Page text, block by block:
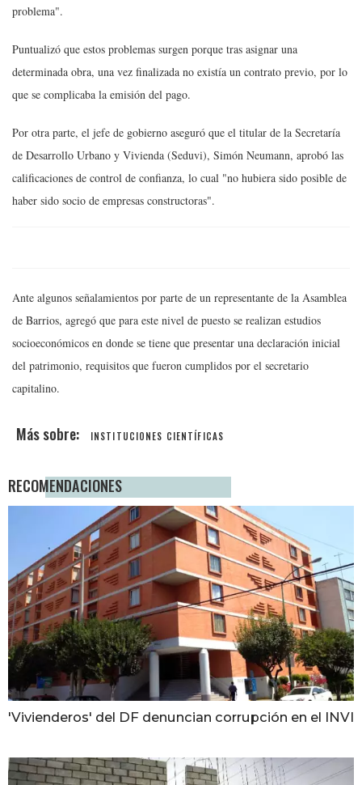
problema".
Puntualizó que estos problemas surgen porque tras asignar una
determinada obra, una vez finalizada no existía un contrato previo, por lo
que se complicaba la emisión del pago.
Por otra parte, el jefe de gobierno aseguró que el titular de la Secretaría
de Desarrollo Urbano y Vivienda (Seduvi), Simón Neumann, aprobó las
calificaciones de control de confianza, lo cual "no hubiera sido posible de
haber sido socio de empresas constructoras".
Ante algunos señalamientos por parte de un representante de la Asamblea
de Barrios, agregó que para este nivel de puesto se realizan estudios
socioeconómicos en donde se tiene que presentar una declaración inicial
del patrimonio, requisitos que fueron cumplidos por el secretario
capitalino.
INSTITUCIONES CIENTÍFICAS
RECOMENDACIONES
'Vivienderos' del DF denuncian corrupción en el INVI